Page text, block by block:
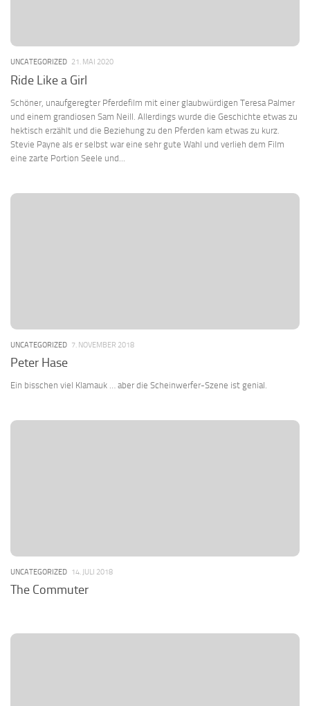
UNCATEGORIZED 21. MAI 2020
Ride Like a Girl
Schöner, unaufgeregter Pferdefilm mit einer glaubwürdigen Teresa Palmer
und einem grandiosen Sam Neill. Allerdings wurde die Geschichte etwas zu
hektisch erzählt und die Beziehung zu den Pferden kam etwas zu kurz.
Stevie Payne als er selbst war eine sehr gute Wahl und verlieh dem Film
eine zarte Portion Seele und...
UNCATEGORIZED 7. NOVEMBER 2018
Peter Hase
Ein bisschen viel Klamauk … aber die Scheinwerfer-Szene ist genial.
UNCATEGORIZED 14. JULI 2018
The Commuter